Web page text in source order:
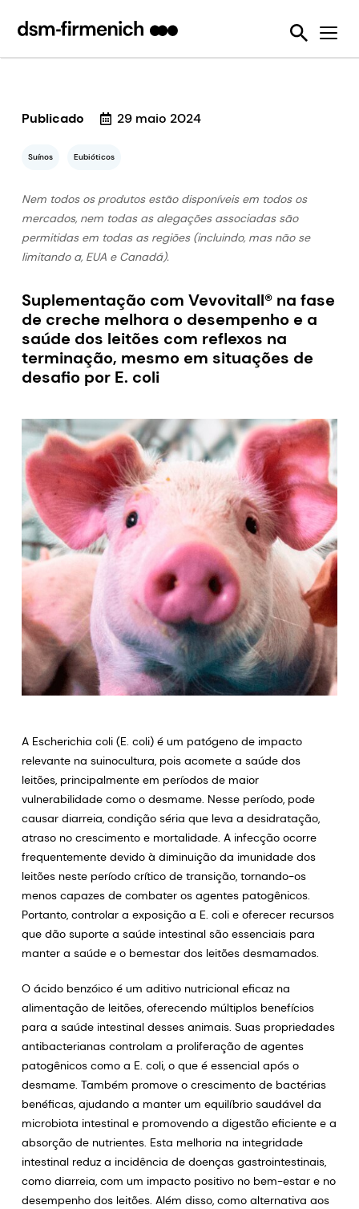
Protegendo a Qualidade da Ração Animal
Eubióticos
Pré-misturas
Vitaminas
Detecção de Micotoxina
FarmTell®
Ferramentas
Contaminação por micotoxinas
OVN™
ShrimpFan™
YolkFan™
Nós Tornamos Isso Possível
Seis Desafios da Sustentabilidade
Usando os recursos naturais com eficiência
Downloads
Eventos
Suplementação com Vevovitall® na fase
de creche melhora o desempenho e a
saúde dos leitões com reflexos na
terminação, mesmo em situações de
desafio por E. coli
A Escherichia coli (E. coli) é um patógeno de impacto
relevante na suinocultura, pois acomete a saúde dos
leitões, principalmente em períodos de maior
vulnerabilidade como o desmame. Nesse período, pode
causar diarreia, condição séria que leva a desidratação,
atraso no crescimento e mortalidade. A infecção ocorre
frequentemente devido à diminuição da imunidade dos
leitões neste período crítico de transição, tornando-os
menos capazes de combater os agentes patogênicos.
Portanto, controlar a exposição a E. coli e oferecer recursos
que dão suporte a saúde intestinal são essenciais para
manter a saúde e o bemestar dos leitões desmamados.
O ácido benzóico é um aditivo nutricional eficaz na
alimentação de leitões, oferecendo múltiplos benefícios
para a saúde intestinal desses animais. Suas propriedades
antibacterianas controlam a proliferação de agentes
patogênicos como a E. coli, o que é essencial após o
desmame. Também promove o crescimento de bactérias
benéficas, ajudando a manter um equilíbrio saudável da
microbiota intestinal e promovendo a digestão eficiente e a
absorção de nutrientes. Esta melhoria na integridade
intestinal reduz a incidência de doenças gastrointestinais,
como diarreia, com um impacto positivo no bem-estar e no
desempenho dos leitões. Além disso, como alternativa aos
Publicado 29 maio 2024
Suínos Eubióticos
Nem todos os produtos estão disponíveis em todos os
mercados, nem todas as alegações associadas são
permitidas em todas as regiões (incluindo, mas não se
limitando a, EUA e Canadá).